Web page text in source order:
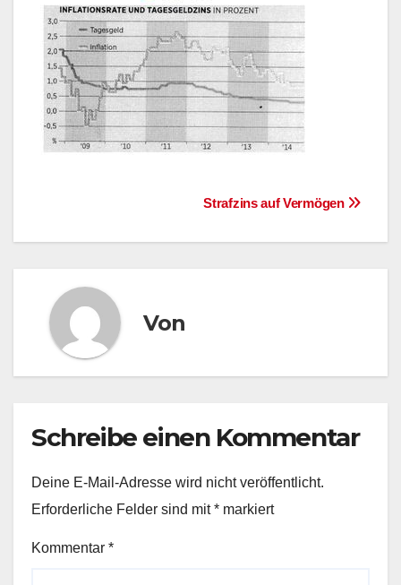
Beitragsnavigation
Strafzins auf Vermögen
Von
Schreibe einen Kommentar
Deine E-Mail-Adresse wird nicht veröffentlicht.
Erforderliche Felder sind mit* markiert
Kommentar *